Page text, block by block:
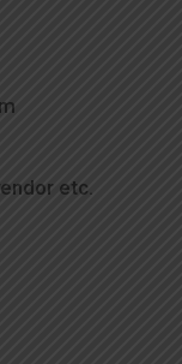
etc.